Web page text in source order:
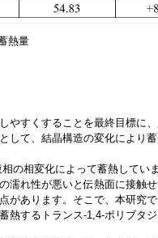
熱量
やすくすることを最終目標に
して、結晶構造の変化により
の相変化によって蓄熱してい
濡れ性が悪いと伝熱面に接触
があります。そこで、本研究
熱するトランス-1,4-ポリブタ